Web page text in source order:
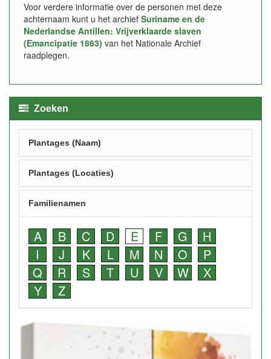
Voor verdere informatie over de personen met deze
achternaam kunt u het archief Suriname en de
Nederlandse Antillen: Vrijverklaarde slaven
(Emancipatie 1863) van het Nationale Archief
raadplegen.
Zoeken
Plantages (Naam)
Plantages (Locaties)
Familienamen
A B C D E F G
H
I
J K L M N O
P
Q
R S T U V W
X
Y
Z